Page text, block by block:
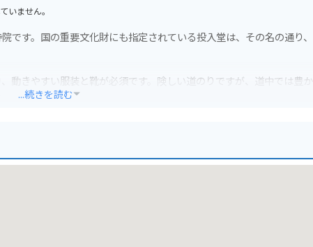
ません。
です。国の重要文化財にも指定されている投入堂は、その名の通り
動きやすい服装と靴が必須です。険しい道のりですが、道中では豊
もおすすめのスポットです。
...続きを読む